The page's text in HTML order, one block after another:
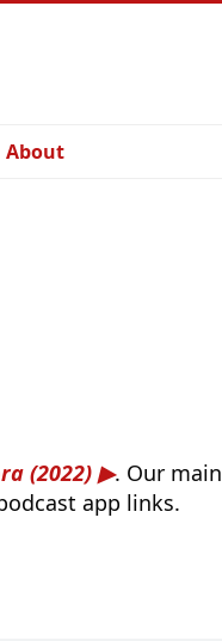
About
(2022)
. Our main
app links.